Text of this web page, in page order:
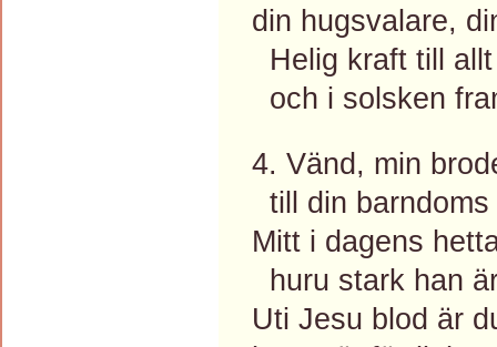
din hugsvalare,
Helig kraft till
och i solsken
4. Vänd, min
till din
Mitt i dagens
huru stark han
Uti Jesu blod är